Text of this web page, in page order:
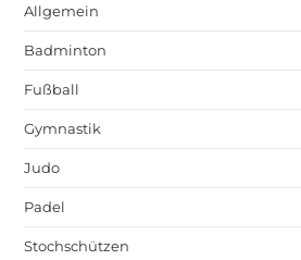
Allgemein
Badminton
Fußball
Gymnastik
Judo
Padel
Stochschützen